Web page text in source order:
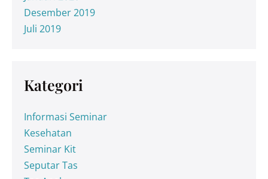
Desember 2019
Juli 2019
Kategori
Informasi Seminar
Kesehatan
Seminar Kit
Seputar Tas